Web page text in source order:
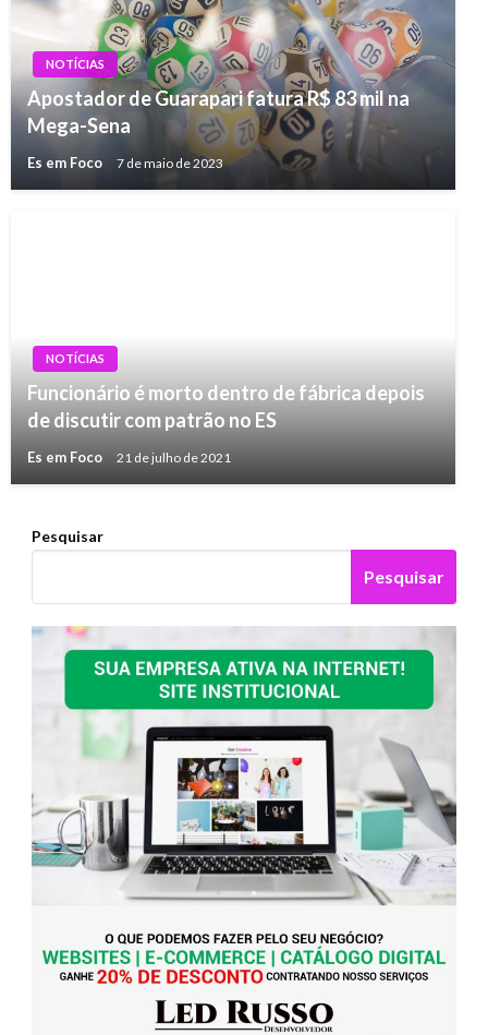
NOTÍCIAS
Apostador de Guarapari fatura R$ 83 mil na
Mega-Sena
Es em Foco 7 de maio de 2023
NOTÍCIAS
Funcionário é morto dentro de fábrica depois
de discutir com patrão no ES
Es em Foco 21 de julho de 2021
Pesquisar
Pesquisar